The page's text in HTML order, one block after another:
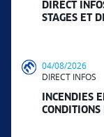
DIRECT
STAGES ET
04/08/2026
DIRECT INFOS
INCENDIES
CONDITIONS